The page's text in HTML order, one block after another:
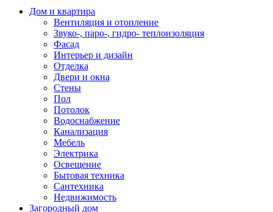
Дом и квартира
Вентиляция и отопление
Звуко-, паро-, гидро- теплоизоляция
Фасад
Интерьер и дизайн
Отделка
Двери и окна
Стены
Пол
Потолок
Водоснабжение
Канализация
Мебель
Электрика
Освещение
Бытовая техника
Сантехника
Недвижимость
Загородный дом